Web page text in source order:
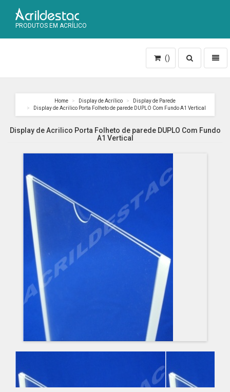
PRODUTOS EM ACRÍLICO
Toggle
search
()
Home Display de Acrílico
Display de Parede
Display de Acrilico Porta Folheto de parede DUPLO Com Fundo A1 Vertical
Display de Acrilico Porta Folheto de parede DUPLO Com Fundo
A1 Vertical